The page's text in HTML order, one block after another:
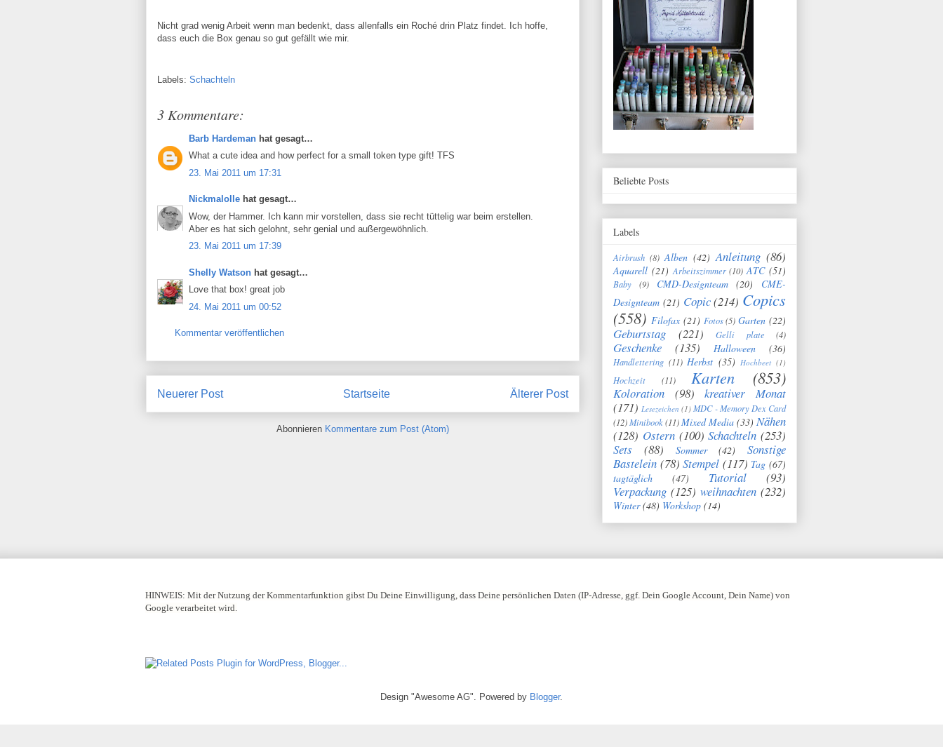
Nicht grad wenig Arbeit wenn man bedenkt, dass allenfalls ein Roché drin Platz findet. Ich hoffe,
dass euch die Box genau so gut gefällt wie mir.
Labels: Schachteln
3 Kommentare:
Barb Hardeman hat gesagt…
What a cute idea and how perfect for a small token type gift! TFS
23. Mai 2011 um 17:31
Nickmalolle hat gesagt…
Wow, der Hammer. Ich kann mir vorstellen, dass sie recht tüttelig war beim erstellen.
Aber es hat sich gelohnt, sehr genial und außergewöhnlich.
23. Mai 2011 um 17:39
Shelly Watson hat gesagt…
Love that box! great job
24. Mai 2011 um 00:52
Kommentar veröffentlichen
Neuerer Post Älterer Post
Startseite
Abonnieren Kommentare zum Post (Atom)
Beliebte Posts
Labels
Airbrush (8) Alben (42) Anleitung (86)
Aquarell (21) Arbeitszimmer (10) ATC (51)
Baby (9) CMD-Designteam (20)
CME-
Designteam (21) Copic (214) Copics
(558) Filofax (21) Fotos (5) Garten (22)
Geburtstag (221) Gelli plate (4)
Geschenke (135) Halloween (36)
Handlettering (11) Herbst (35) Hochbeet (1)
Hochzeit (11) Karten (853)
Koloration (98)
kreativer Monat
(171) Lesezeichen (1) MDC - Memory Dex Card
(12)Minibook(11) Mixed Media (33) Nähen
(128) Ostern (100) Schachteln (253)
Sets
(88) Sommer (42)
Sonstige
Bastelein (78) Stempel (117) Tag (67)
tagtäglich
(47) Tutorial
(93)
Verpackung (125) weihnachten (232)
Winter (48) Workshop (14)
HINWEIS: Mit der Nutzung der Kommentarfunktion gibst Du Deine Einwilligung, dass Deine persönlichen Daten (IP-Adresse, ggf. Dein Google Account, Dein Name) von
Google verarbeitet wird.
Design "Awesome AG". Powered by Blogger.